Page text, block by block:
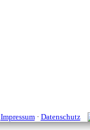
Impressum· Datenschutz